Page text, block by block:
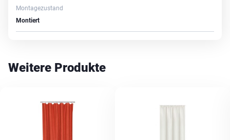
Montagezustand
Montiert
Weitere Produkte